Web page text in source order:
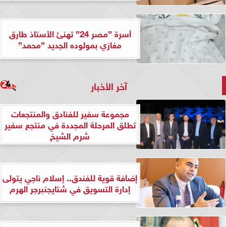
أسرة ”مصر 24” تهنئ الأستاذ طارق
مغازي بمولوده الجديد ”محمد”
آخر الأخبار
مجموعة سفير للفنادق والمنتجعات
تطلق المرحلة المجددة في منتجع سفير
شرم الشيخ
إضافة قوية للفندق.. إسلام ناجي يتولى
إدارة التسويق في شتايجنبرجر الهرم